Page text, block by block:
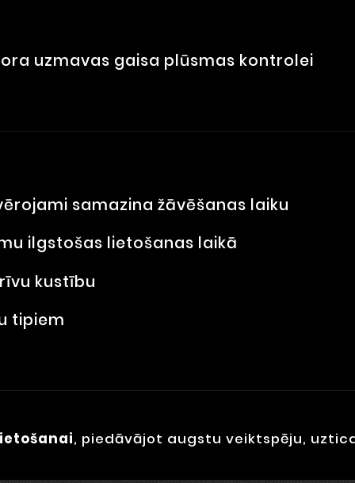
uzmavas gaisa plūsmas kontrolei
samazina žāvēšanas laiku
ilgstošas lietošanas laikā
kustību
tipiem
, piedāvājot augstu veiktspēju,